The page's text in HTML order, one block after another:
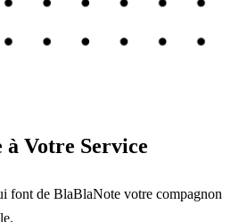
à Votre Service
font de BlaBlaNote votre compagnon